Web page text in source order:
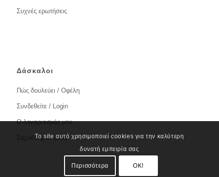
Συχνές ερωτήσεις
Δάσκαλοι
Πώς δουλεύει / Οφέλη
Συνδεθείτε / Login
Ο λογαριασμός μου
Συχνές ερωτήσεις
Το site αυτό χρησιμοποιεί cookies για την καλύτερη
δυνατή εμπειρία σας
Περισσότερα OK!